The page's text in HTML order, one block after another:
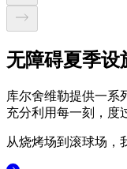
无障碍夏季设
库尔舍维勒提供一系
充分利用每一刻，度
从烧烤场到滚球场，